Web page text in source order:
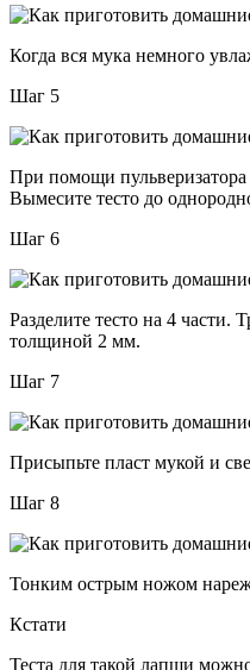
Когда вся мука немного
Шаг 5
При помощи пульверизатора
Вымесите тесто до
Шаг 6
Разделите тесто на 4
толщиной 2 мм.
Шаг 7
Присыпьте пласт мукой и
Шаг 8
Тонким острым ножом
Кстати
Теста для такой лапши